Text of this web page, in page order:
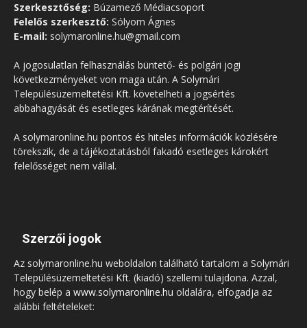
Szerkesztőség: Búzamező Médiacsoport
Felelős szerkesztő: Sólyom Ágnes
E-mail: solymaronline.hu@gmail.com
A jogosulatlan felhasználás büntető- és polgári jogi
következményeket von maga után. A Solymári
Településüzemeltetési Kft. követelheti a jogsértés
abbahagyását és esetleges kárának megtérítését.
A solymaronline.hu pontos és hiteles információk közlésére
törekszik, de a tájékoztatásból fakadó esetleges károkért
felelősséget nem vállal.
Szerzői jogok
Az solymaronline.hu weboldalon található tartalom a Solymári
Településüzemeltetési Kft. (kiadó) szellemi tulajdona. Azzal,
hogy belép a www.solymaronline.hu oldalára, elfogadja az
alábbi feltételeket: